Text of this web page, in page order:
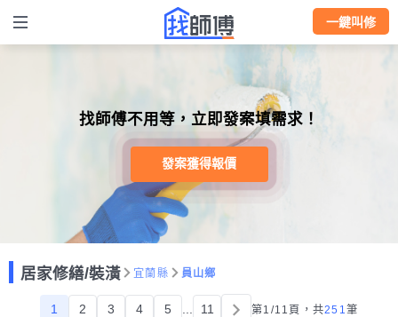
一鍵叫修
找師傅不用等，立即發案填需求！
發案獲得報價
居家修繕/裝潢 宜蘭縣 員山鄉
1 2 3 4 5 11 第1/11頁， 共251筆